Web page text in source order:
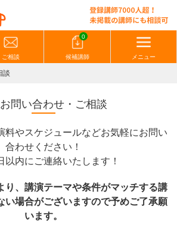
ご相談
0
候補講師 メニュー
談
お問い合わせ・ご相談
料やスケジュールなどお気軽にお問い
合わせください！
以内にご連絡いたします！
り、講演テーマや条件がマッチする講
い場合がございますので予めご了承願
います。